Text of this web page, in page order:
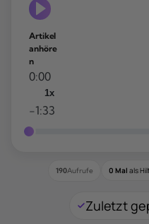
Artikel
anhöre
n
0:00
1x
-1:33
190Aufrufe 0 Mal als
Zuletzt